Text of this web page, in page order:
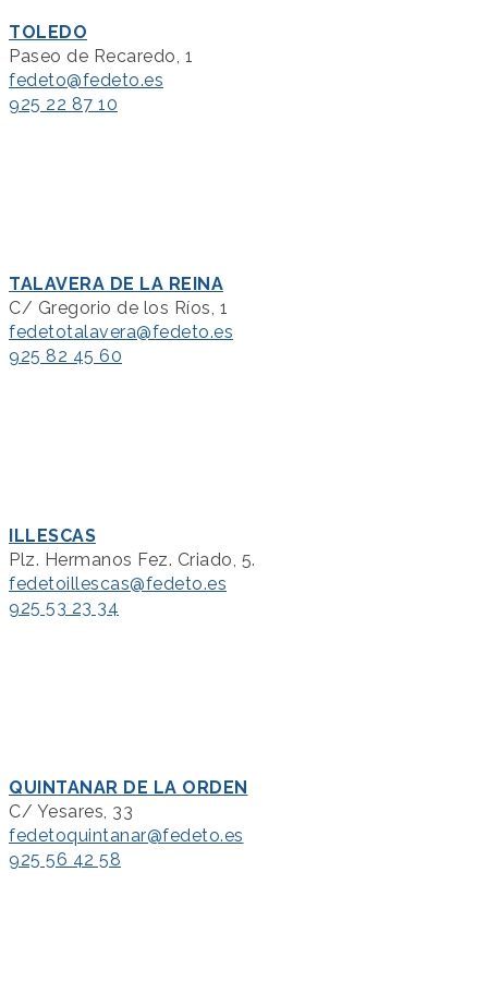
TOLEDO
Paseo de Recaredo, 1
fedeto@fedeto.es
925 22 87 10
TALAVERA DE LA REINA
C/ Gregorio de los Ríos, 1
fedetotalavera@fedeto.es
925 82 45 60
ILLESCAS
Plz. Hermanos Fez. Criado, 5.
fedetoillescas@fedeto.es
925 53 23 34
QUINTANAR DE LA ORDEN
C/ Yesares, 33
fedetoquintanar@fedeto.es
925 56 42 58